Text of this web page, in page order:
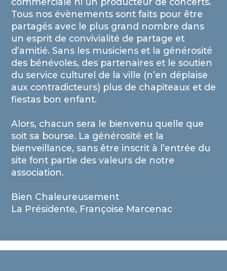
Tous nos évènements sont faits pour être
partagés avec le plus grand nombre dans
un esprit de convivialité de partage et
d’amitié. Sans les musiciens et la générosité
des bénévoles, des partenaires et le soutien
du service culturel de la ville (n’en déplaise
aux contradicteurs) plus de chapiteaux et de
fiestas bon enfant.
Alors, chacun sera le bienvenu quelle que
soit sa bourse. La générosité et la
bienveillance, sans être inscrit à l’entrée du
site font partie des valeurs de notre
association.
Bien Chaleureusement
La Présidente, Françoise Marcenac